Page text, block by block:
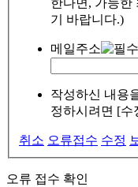
기 바랍니다.)
메일주소
작성하신 내용
정하시려면 [수
취소 오류접수 수정
오류 접수 확인